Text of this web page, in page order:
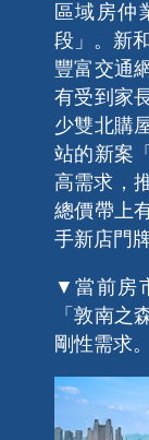
區域房仲
段」。新
豐富交通
有受到家
少雙北購
站的新案
高需求，
總價帶上
手新店門
▼當前房
「敦南之
剛性需求